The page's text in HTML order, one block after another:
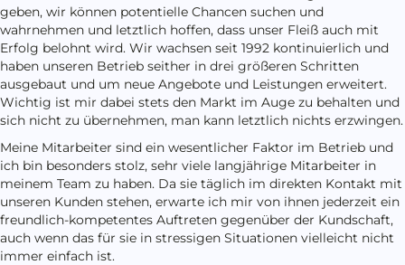
geben, wir können potentielle Chancen suchen und
wahrnehmen und letztlich hoffen, dass unser Fleiß auch mit
Erfolg belohnt wird. Wir wachsen seit 1992 kontinuierlich und
haben unseren Betrieb seither in drei größeren Schritten
ausgebaut und um neue Angebote und Leistungen erweitert.
Wichtig ist mir dabei stets den Markt im Auge zu behalten und
sich nicht zu übernehmen, man kann letztlich nichts erzwingen.
Meine Mitarbeiter sind ein wesentlicher Faktor im Betrieb und
ich bin besonders stolz, sehr viele langjährige Mitarbeiter in
meinem Team zu haben. Da sie täglich im direkten Kontakt mit
unseren Kunden stehen, erwarte ich mir von ihnen jederzeit ein
freundlich-kompetentes Auftreten gegenüber der Kundschaft,
auch wenn das für sie in stressigen Situationen vielleicht nicht
immer einfach ist.